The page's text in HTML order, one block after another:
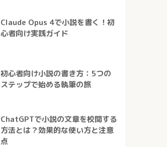
Claude Opus 4で小説を書く！初
心者向け実践ガイド
初心者向け小説の書き方：5つの
ステップで始める執筆の旅
ChatGPTで小説の文章を校閲する
方法とは？効果的な使い方と注意
点